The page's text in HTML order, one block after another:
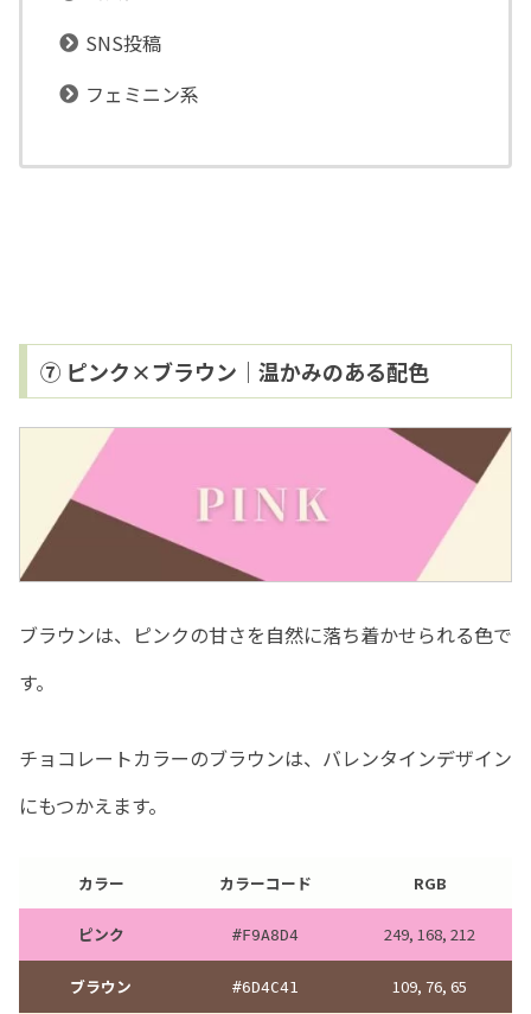
SNS投稿
フェミニン系
⑦ ピンク×ブラウン｜温かみのある配色
ブラウンは、ピンクの甘さを自然に落ち着かせられる色で
す。
チョコレートカラーのブラウンは、バレンタインデザイン
にもつかえます。
カラー カラーコード RGB
ピンク #F9A8D4 249, 168, 212
ブラウン #6D4C41 109, 76, 65